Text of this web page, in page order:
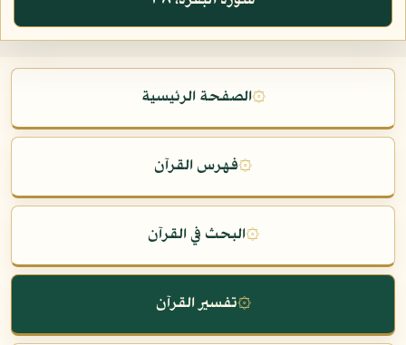
۞الصفحة الرئيسية
۞فهرس القرآن
۞البحث في القرآن
۞تفسير القرآن